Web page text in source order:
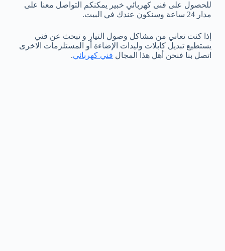
للحصول على فنى كهربائي خبير يمكنكم التواصل معنا على
مدار 24 ساعة وسنكون عندك في البيت.
إذا كنت تعاني من مشاكل وصول التيار و تبحث عن فني
يستطيع تبديل كابلات وليدات الإضاءة أو المستلزمات الاخرى
اتصل بنا فنحن أهل هذا المجال فني كهربائي.